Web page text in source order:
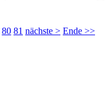
80 81 nächste > Ende >>